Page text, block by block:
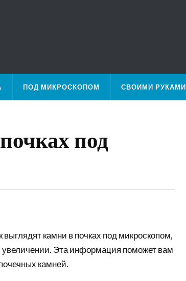
ПОД МИКРОСКОПОМ СВОИМИ РУКАМИ
под
камни в почках под микроскопом,
увеличении. Эта информация поможет вам
камней.